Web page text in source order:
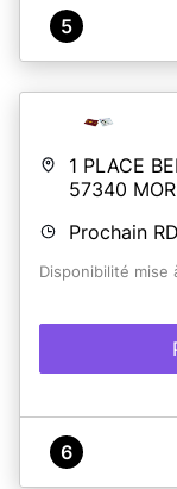
5
1 PLACE
57340
Prochain
Disponibilité mise
6